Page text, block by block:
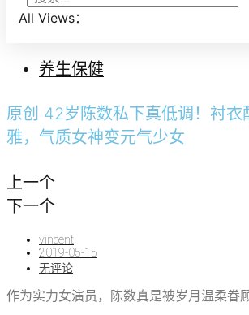
All Views：
养生保健
原创 42岁陈数私下真低调！衬衣
雅，气质女神变元气少女
上一个
下一个
vincent
2019-05-15
无评论
作为实力女演员，陈数真是被岁月温柔眷